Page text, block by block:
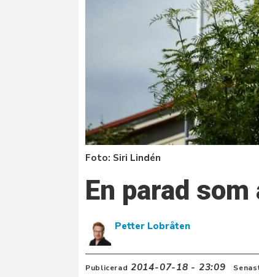
Foto: Siri Lindén
En parad
Petter Lobråten
Publicerad 2014-07-18 - 23:09